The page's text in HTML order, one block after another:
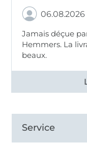
06.08.2026
Jamais déçue
Hemmers. La
beaux.
Voir tous les
Service